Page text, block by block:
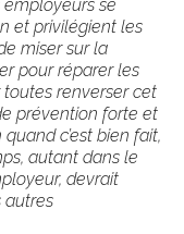
se
et privilégient les
miser sur la
pour réparer les
toutes renverser cet
prévention forte et
c’est bien fait,
autant dans le
devrait
autres